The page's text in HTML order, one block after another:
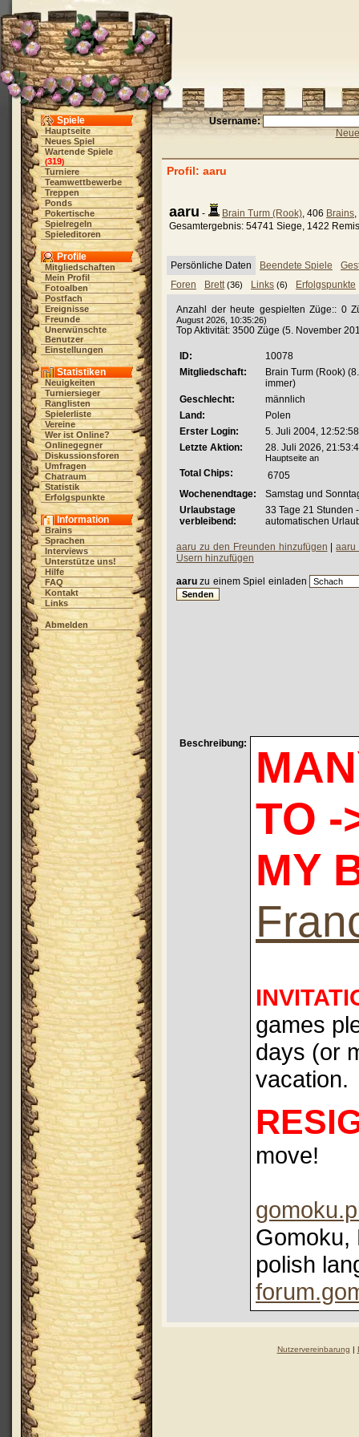
Spiele
Hauptseite
Neues Spiel
Wartende Spiele
(319)
Turniere
Teamwettbewerbe
Treppen
Ponds
Pokertische
Spielregeln
Spieleditoren
Profile
Mitgliedschaften
Mein Profil
Fotoalben
Postfach
Ereignisse
Freunde
Unerwünschte
Benutzer
Einstellungen
Statistiken
Neuigkeiten
Turniersieger
Ranglisten
Spielerliste
Vereine
Wer ist Online?
Onlinegegner
Diskussionsforen
Umfragen
Chatraum
Statistik
Erfolgspunkte
Information
Brains
Sprachen
Interviews
Unterstütze uns!
Hilfe
FAQ
Kontakt
Links
Abmelden
Username:
Profil: aaru
aaru - Brain Turm (Rook), 406 Brains
Gesamtergebnis: 54741 Siege, 1422
Persönliche Daten Beendete Spiele
Foren
Brett (36) Links (6) Erfolgspunkte
Anzahl der heute gespielten Züge:: 0
August 2026, 10:35:26)
Top Aktivität: 3500 Züge (5. November
ID:
10078
Mitgliedschaft:
Brain Turm (Rook)
immer)
Geschlecht:
männlich
Land:
Polen
Erster Login:
5. Juli 2004, 12:52:58
Letzte Aktion:
28. Juli 2026,
Hauptseite an
Total Chips:
6705
Wochenendtage:
Samstag und
Urlaubstage
verbleibend:
33 Tage 21 Stunden
automatischen
aaru zu den Freunden hinzufügen |aaru
Usern hinzufügen
aaru zu einem Spiel einladen
Beschreibung:
TO
MY
games
days (or
vacation.
move!
Gomoku,
polish
Nutzervereinbarung |